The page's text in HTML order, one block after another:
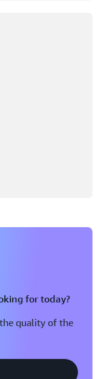
for today?
quality of the